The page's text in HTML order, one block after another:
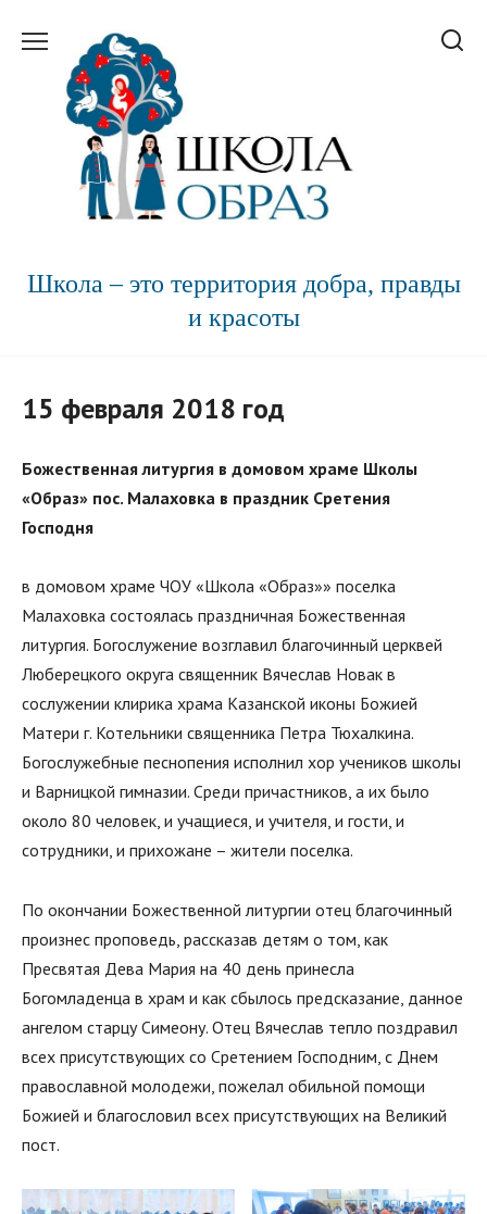
содержанию
Школа – это территория добра, правды
и красоты
15 февраля 2018 год
Божественная литургия в домовом храме Школы
«Образ» пос. Малаховка в праздник Сретения
Господня
в домовом храме ЧОУ «Школа «Образ»» поселка
Малаховка состоялась праздничная Божественная
литургия. Богослужение возглавил благочинный церквей
Люберецкого округа священник Вячеслав Новак в
сослужении клирика храма Казанской иконы Божией
Матери г. Котельники священника Петра Тюхалкина.
Богослужебные песнопения исполнил хор учеников школы
и Варницкой гимназии. Среди причастников, а их было
около 80 человек, и учащиеся, и учителя, и гости, и
сотрудники, и прихожане – жители поселка.
По окончании Божественной литургии отец благочинный
произнес проповедь, рассказав детям о том, как
Пресвятая Дева Мария на 40 день принесла
Богомладенца в храм и как сбылось предсказание, данное
ангелом старцу Симеону. Отец Вячеслав тепло поздравил
всех присутствующих со Сретением Господним, с Днем
православной молодежи, пожелал обильной помощи
Божией и благословил всех присутствующих на Великий
пост.